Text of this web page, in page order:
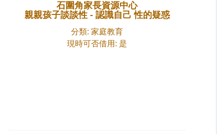
石圍角家長資源中心
親親孩子談談性 - 認識自己 性的疑惑
分類: 家庭教育
現時可否借用: 是